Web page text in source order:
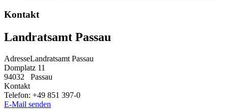
Kontakt
Landratsamt Passau
AdresseLandratsamt Passau
Domplatz 11
94032
Passau
Kontakt
Telefon: +49 851 397-0
E-Mail senden